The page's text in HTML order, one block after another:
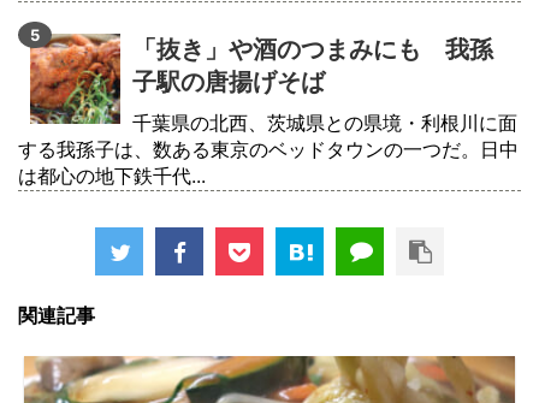
「抜き」や酒のつまみにも 我孫
子駅の唐揚げそば
千葉県の北西、茨城県との県境・利根川に面
する我孫子は、数ある東京のベッドタウンの一つだ。日中
は都心の地下鉄千代...
関連記事